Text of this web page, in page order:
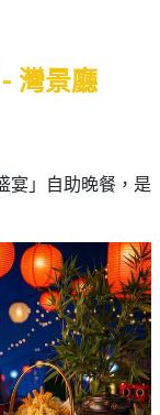
灣景廳
宴」自助晚餐，是